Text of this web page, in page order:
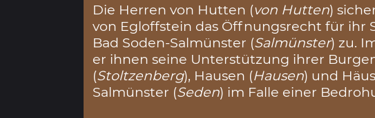
Die Herren von Hutten (von Hutten)
von Egloffstein das Öffnungsrecht für ihr
Bad Soden-Salmünster (Salmünster) zu.
er ihnen seine Unterstützung ihrer
(Stoltzenberg), Hausen (Hausen) und
Salmünster (Seden) im Falle einer